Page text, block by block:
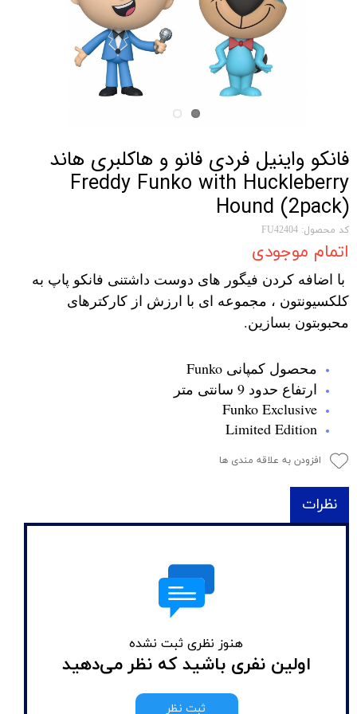
فانکو واینیل فردی فانو و هاکلبری هاند
Freddy Funko with Huckleberry
Hound (2pack)
کد محصول: FU42404
اتمام موجودی
با اضافه کردن فیگور های دوست داشتنی فانکو پاپ به
کلکسیونتون ، مجموعه ای با ارزش از کارکترهای
محبوبتون بسازین.
محصول کمپانی Funko
ارتفاع حدود 9 سانتی متر
Funko Exclusive
Limited Edition
افزودن به علاقه مندی ها
نظرات
هنوز نظری ثبت نشده
اولین نفری باشید که نظر می‌دهید
ثبت نظر